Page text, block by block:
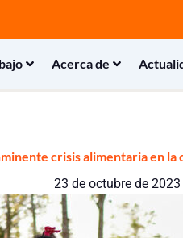
Acerca de
crisis alimentaria en la
23 de octubre de 2023